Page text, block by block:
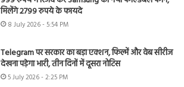
मिलेंगे 2799 रुपये के फायदे
8 July 2026 - 5:54 PM
Telegram पर सरकार का बड़ा एक्शन, फिल्में और वेब सीरीज
देखना पड़ेगा भारी, तीन दिनों में दूसरा नोटिस
5 July 2026 - 2:25 PM